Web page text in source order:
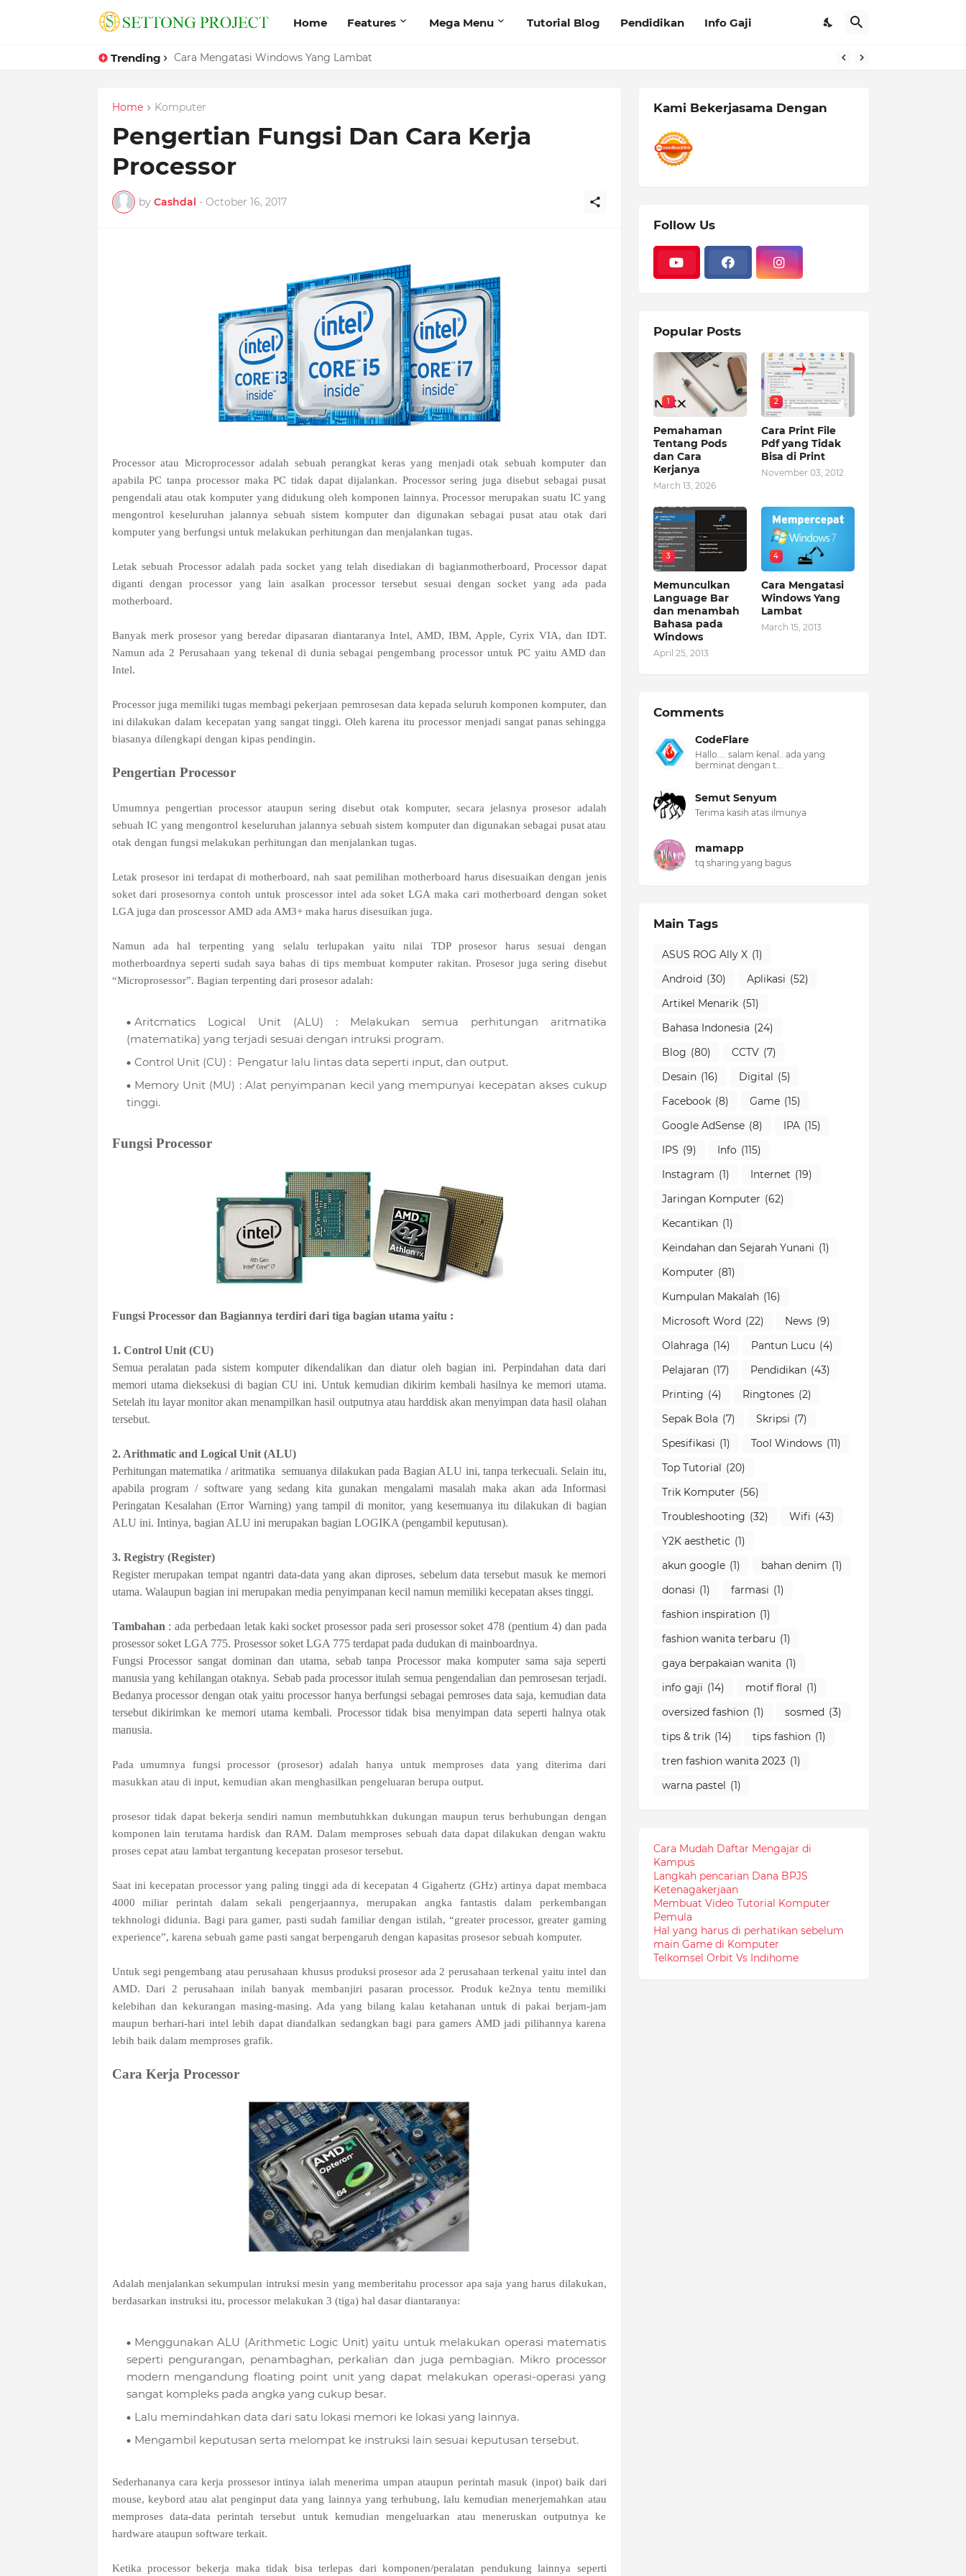
Home Features Mega Menu Tutorial Blog Pendidikan Info Gaji
Trending Cara Mengatasi Windows Yang Lambat
Home Komputer
Pengertian Fungsi Dan Cara Kerja
Processor
by Cashdal - October 16, 2017
Processor atau Microprocessor adalah sebuah perangkat keras yang menjadi otak sebuah komputer dan
apabila PC tanpa processor maka PC tidak dapat dijalankan. Processor sering juga disebut sebagai pusat
pengendali atau otak komputer yang didukung oleh komponen lainnya. Processor merupakan suatu IC yang
mengontrol keseluruhan jalannya sebuah sistem komputer dan digunakan sebagai pusat atau otak dari
komputer yang berfungsi untuk melakukan perhitungan dan menjalankan tugas.
Letak sebuah Processor adalah pada socket yang telah disediakan di bagianmotherboard, Processor dapat
diganti dengan processor yang lain asalkan processor tersebut sesuai dengan socket yang ada pada
motherboard.
Banyak merk prosesor yang beredar dipasaran diantaranya Intel, AMD, IBM, Apple, Cyrix VIA, dan IDT.
Namun ada 2 Perusahaan yang tekenal di dunia sebagai pengembang processor untuk PC yaitu AMD dan
Intel.
Processor juga memiliki tugas membagi pekerjaan pemrosesan data kepada seluruh komponen komputer, dan
ini dilakukan dalam kecepatan yang sangat tinggi. Oleh karena itu processor menjadi sangat panas sehingga
biasanya dilengkapi dengan kipas pendingin.
Pengertian Processor
Umumnya pengertian processor ataupun sering disebut otak komputer, secara jelasnya prosesor adalah
sebuah IC yang mengontrol keseluruhan jalannya sebuah sistem komputer dan digunakan sebagai pusat atau
otak dengan fungsi melakukan perhitungan dan menjalankan tugas.
Letak prosesor ini terdapat di motherboard, nah saat pemilihan motherboard harus disesuaikan dengan jenis
soket dari prosesornya contoh untuk proscessor intel ada soket LGA maka cari motherboard dengan soket
LGA juga dan proscessor AMD ada AM3+ maka harus disesuikan juga.
Namun ada hal terpenting yang selalu terlupakan yaitu nilai TDP prosesor harus sesuai dengan
motherboardnya seperti sudah saya bahas di tips membuat komputer rakitan. Prosesor juga sering disebut
“Microprosessor”. Bagian terpenting dari prosesor adalah:
Aritcmatics Logical Unit (ALU) : Melakukan semua perhitungan aritmatika
(matematika) yang terjadi sesuai dengan intruksi program.
Control Unit (CU) : Pengatur lalu lintas data seperti input, dan output.
Memory Unit (MU) : Alat penyimpanan kecil yang mempunyai kecepatan akses cukup
tinggi.
Fungsi Processor
Fungsi Processor dan Bagiannya terdiri dari tiga bagian utama yaitu :
1. Control Unit (CU)
Semua peralatan pada sistem komputer dikendalikan dan diatur oleh bagian ini. Perpindahan data dari
memori utama dieksekusi di bagian CU ini. Untuk kemudian dikirim kembali hasilnya ke memori utama.
Setelah itu layar monitor akan menampilkan hasil outputnya atau harddisk akan menyimpan data hasil olahan
tersebut.
2. Arithmatic and Logical Unit (ALU)
Perhitungan matematika / aritmatika semuanya dilakukan pada Bagian ALU ini, tanpa terkecuali. Selain itu,
apabila program / software yang sedang kita gunakan mengalami masalah maka akan ada Informasi
Peringatan Kesalahan (Error Warning) yang tampil di monitor, yang kesemuanya itu dilakukan di bagian
ALU ini. Intinya, bagian ALU ini merupakan bagian LOGIKA (pengambil keputusan).
3. Registry (Register)
Register merupakan tempat ngantri data-data yang akan diproses, sebelum data tersebut masuk ke memori
utama. Walaupun bagian ini merupakan media penyimpanan kecil namun memiliki kecepatan akses tinggi.
Tambahan : ada perbedaan letak kaki socket prosessor pada seri prosessor soket 478 (pentium 4) dan pada
prosessor soket LGA 775. Prosessor soket LGA 775 terdapat pada dudukan di mainboardnya.
Fungsi Processor sangat dominan dan utama, sebab tanpa Processor maka komputer sama saja seperti
manusia yang kehilangan otaknya. Sebab pada processor itulah semua pengendalian dan pemrosesan terjadi.
Bedanya processor dengan otak yaitu processor hanya berfungsi sebagai pemroses data saja, kemudian data
tersebut dikirimkan ke memori utama kembali. Processor tidak bisa menyimpan data seperti halnya otak
manusia.
Pada umumnya fungsi processor (prosesor) adalah hanya untuk memproses data yang diterima dari
masukkan atau di input, kemudian akan menghasilkan pengeluaran berupa output.
prosesor tidak dapat bekerja sendiri namun membutuhkkan dukungan maupun terus berhubungan dengan
komponen lain terutama hardisk dan RAM. Dalam memproses sebuah data dapat dilakukan dengan waktu
proses cepat atau lambat tergantung kecepatan prosesor tersebut.
Saat ini kecepatan processor yang paling tinggi ada di kecepatan 4 Gigahertz (GHz) artinya dapat membaca
4000 miliar perintah dalam sekali pengerjaannya, merupakan angka fantastis dalam perkembangan
tekhnologi didunia. Bagi para gamer, pasti sudah familiar dengan istilah, “greater processor, greater gaming
experience”, karena sebuah game pasti sangat berpengaruh dengan kapasitas prosesor sebuah komputer.
Untuk segi pengembang atau perusahaan khusus produksi prosesor ada 2 perusahaan terkenal yaitu intel dan
AMD. Dari 2 perusahaan inilah banyak membanjiri pasaran processor. Produk ke2nya tentu memiliki
kelebihan dan kekurangan masing-masing. Ada yang bilang kalau ketahanan untuk di pakai berjam-jam
maupun berhari-hari intel lebih dapat diandalkan sedangkan bagi para gamers AMD jadi pilihannya karena
lebih baik dalam memproses grafik.
Cara Kerja Processor
Adalah menjalankan sekumpulan intruksi mesin yang memberitahu processor apa saja yang harus dilakukan,
berdasarkan instruksi itu, processor melakukan 3 (tiga) hal dasar diantaranya:
Menggunakan ALU (Arithmetic Logic Unit) yaitu untuk melakukan operasi matematis
seperti pengurangan, penambaghan, perkalian dan juga pembagian. Mikro processor
modern mengandung floating point unit yang dapat melakukan operasi-operasi yang
sangat kompleks pada angka yang cukup besar.
Lalu memindahkan data dari satu lokasi memori ke lokasi yang lainnya.
Mengambil keputusan serta melompat ke instruksi lain sesuai keputusan tersebut.
Sederhananya cara kerja prossesor intinya ialah menerima umpan ataupun perintah masuk (inpot) baik dari
mouse, keybord atau alat penginput data yang lainnya yang terhubung, lalu kemudian menerjemahkan atau
memproses data-data perintah tersebut untuk kemudian mengeluarkan atau meneruskan outputnya ke
hardware ataupun software terkait.
Ketika processor bekerja maka tidak bisa terlepas dari komponen/peralatan pendukung lainnya seperti
Kami Bekerjasama Dengan
Follow Us
Popular Posts
1
Pemahaman
Tentang Pods
dan Cara
Kerjanya
March 13, 2026
2
Cara Print File
Pdf yang Tidak
Bisa di Print
November 03, 2012
3
Memunculkan
Language Bar
dan menambah
Bahasa pada
Windows
April 25, 2013
4
Cara Mengatasi
Windows Yang
Lambat
March 15, 2013
Comments
CodeFlare
Hallo.... salam kenal.. ada yang
berminat dengan t...
Semut Senyum
Terima kasih atas ilmunya
mamapp
tq sharing yang bagus
Main Tags
ASUS ROG Ally X (1)
Android (30) Aplikasi (52)
Artikel Menarik (51)
Bahasa Indonesia (24)
Blog (80) CCTV (7)
Desain (16) Digital (5)
Facebook (8) Game (15)
Google AdSense (8) IPA (15)
IPS (9) Info (115)
Instagram (1) Internet (19)
Jaringan Komputer (62)
Kecantikan (1)
Keindahan dan Sejarah Yunani (1)
Komputer (81)
Kumpulan Makalah (16)
Microsoft Word (22) News (9)
Olahraga (14) Pantun Lucu (4)
Pelajaran (17) Pendidikan (43)
Printing (4) Ringtones (2)
Sepak Bola (7) Skripsi (7)
Spesifikasi (1) Tool Windows (11)
Top Tutorial (20)
Trik Komputer (56)
Troubleshooting (32) Wifi (43)
Y2K aesthetic (1)
akun google (1) bahan denim (1)
donasi (1) farmasi (1)
fashion inspiration (1)
fashion wanita terbaru (1)
gaya berpakaian wanita (1)
info gaji (14) motif floral (1)
oversized fashion (1) sosmed (3)
tips & trik (14) tips fashion (1)
tren fashion wanita 2023 (1)
warna pastel (1)
Cara Mudah Daftar Mengajar di
Kampus
Langkah pencarian Dana BPJS
Ketenagakerjaan
Membuat Video Tutorial Komputer
Pemula
Hal yang harus di perhatikan sebelum
main Game di Komputer
Telkomsel Orbit Vs Indihome